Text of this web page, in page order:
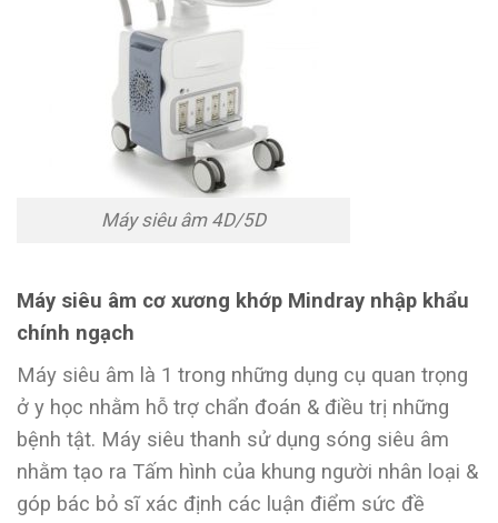
Máy siêu âm 4D/5D
Máy siêu âm cơ xương khớp Mindray nhập khẩu
chính ngạch
Máy siêu âm là 1 trong những dụng cụ quan trọng
ở y học nhằm hỗ trợ chẩn đoán & điều trị những
bệnh tật. Máy siêu thanh sử dụng sóng siêu âm
nhằm tạo ra Tấm hình của khung người nhân loại &
góp bác bỏ sĩ xác định các luận điểm sức đề